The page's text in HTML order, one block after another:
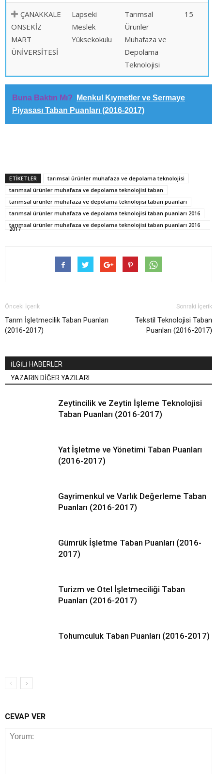
ÇANAKKALE
ONSEKİZ
MART
ÜNİVERSİTESİ
Lapseki
Meslek
Yüksekokulu
Tarımsal
Ürünler
Muhafaza ve
Depolama
Teknolojisi
15
Buna Baktın Mı?
Menkul Kıymetler ve Sermaye
Piyasası Taban Puanları (2016-2017)
ETİKETLER
tarımsal ürünler muhafaza ve depolama teknolojisi
tarımsal ürünler muhafaza ve depolama teknolojisi taban
tarımsal ürünler muhafaza ve depolama teknolojisi taban puanları
tarımsal ürünler muhafaza ve depolama teknolojisi taban puanları 2016
tarımsal ürünler muhafaza ve depolama teknolojisi taban puanları 2016
2017
Önceki İçerik
Tarım İşletmecilik Taban Puanları
(2016-2017)
Sonraki İçerik
Tekstil Teknolojisi Taban
Puanları (2016-2017)
İLGİLİ HABERLER
YAZARIN DİĞER YAZILARI
Zeytincilik ve Zeytin İşleme Teknolojisi
Taban Puanları (2016-2017)
Yat İşletme ve Yönetimi Taban Puanları
(2016-2017)
Gayrimenkul ve Varlık Değerleme Taban
Puanları (2016-2017)
Gümrük İşletme Taban Puanları (2016-
2017)
Turizm ve Otel İşletmeciliği Taban
Puanları (2016-2017)
Tohumculuk Taban Puanları (2016-2017)
CEVAP VER